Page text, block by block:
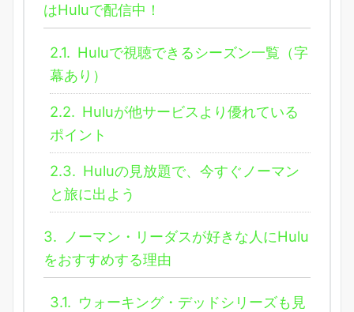
はHuluで配信中！
2.1. Huluで視聴できるシーズン一覧（字
幕あり）
2.2. Huluが他サービスより優れている
ポイント
2.3. Huluの見放題で、今すぐノーマン
と旅に出よう
3.
ノーマン・リーダスが好きな人にHulu
をおすすめする理由
3.1. ウォーキング・デッドシリーズも見